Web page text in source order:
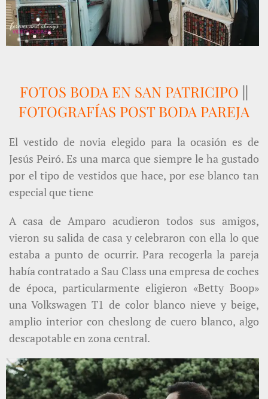
FOTOS BODA EN SAN PATRICIPO ||
FOTOGRAFÍAS POST BODA PAREJA
El vestido de novia elegido para la ocasión es de
Jesús Peiró. Es una marca que siempre le ha gustado
por el tipo de vestidos que hace, por ese blanco tan
especial que tiene
A casa de Amparo acudieron todos sus amigos,
vieron su salida de casa y celebraron con ella lo que
estaba a punto de ocurrir. Para recogerla la pareja
había contratado a Sau Class una empresa de coches
de época, particularmente eligieron «Betty Boop»
una Volkswagen T1 de color blanco nieve y beige,
amplio interior con cheslong de cuero blanco, algo
descapotable en zona central.